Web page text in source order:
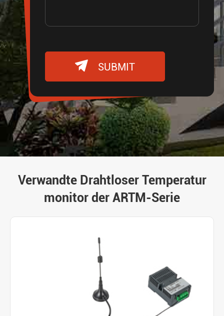
 SUBMIT
Verwandte Drahtloser Temperatur
monitor der ARTM-Serie